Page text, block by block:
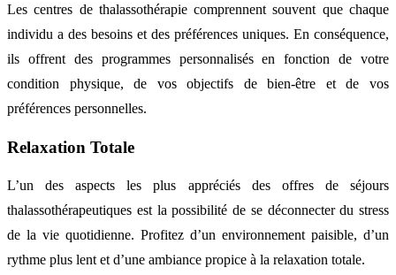
Les centres de thalassothérapie comprennent souvent que chaque
individu a des besoins et des préférences uniques. En conséquence,
ils offrent des programmes personnalisés en fonction de votre
condition physique, de vos objectifs de bien-être et de vos
préférences personnelles.
Relaxation Totale
L’un des aspects les plus appréciés des offres de séjours
thalassothérapeutiques est la possibilité de se déconnecter du stress
de la vie quotidienne. Profitez d’un environnement paisible, d’un
rythme plus lent et d’une ambiance propice à la relaxation totale.